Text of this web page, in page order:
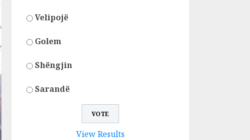
Velipojë
Golem
Shëngjin
Sarandë
View Results